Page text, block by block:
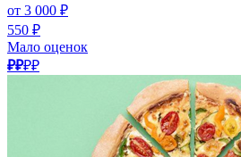
от 3 000 ₽
550 ₽
Мало оценок
₽₽₽₽